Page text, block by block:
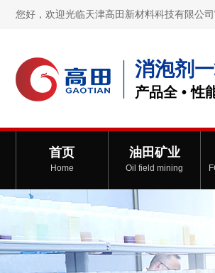
您好，欢迎光临天津高田新材料科技有限公司
消泡剂
产品全 • 性
首页
Home
油田矿业
Oil field mining